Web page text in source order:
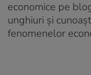
economice pe
unghiuri și
fenomenelor